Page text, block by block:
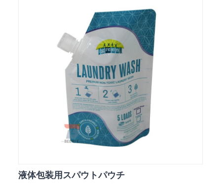
液体包装用スパウトパウチ